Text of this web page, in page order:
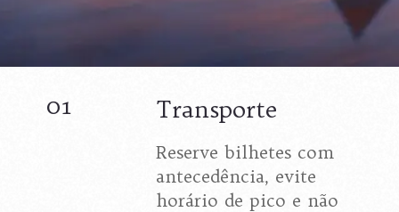
01 Transporte
Reserve bilhetes com
antecedência, evite
horário de pico e não